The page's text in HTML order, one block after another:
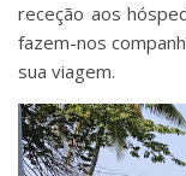
receção aos
fazem-nos
sua viagem.